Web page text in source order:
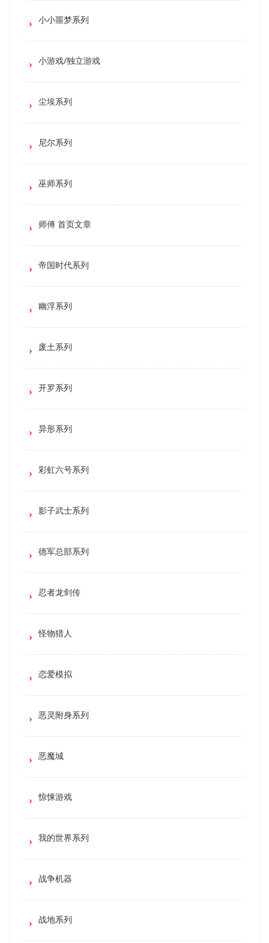
小小噩梦系列
小游戏/独立游戏
尘埃系列
尼尔系列
巫师系列
师傅 首页文章
帝国时代系列
幽浮系列
废土系列
开罗系列
异形系列
彩虹六号系列
影子武士系列
德军总部系列
忍者龙剑传
怪物猎人
恋爱模拟
恶灵附身系列
恶魔城
惊悚游戏
我的世界系列
战争机器
战地系列